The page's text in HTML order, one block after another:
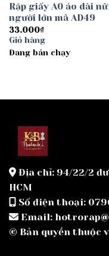
Rập giấy A0 áo dài nữ
người lớn mã AD49
33.000₫
Giỏ hàng
Đang bán chạy
Địa chỉ: 94/22/2
HCM
Số điện thoại:
Email:
© Bản quyền thuộc